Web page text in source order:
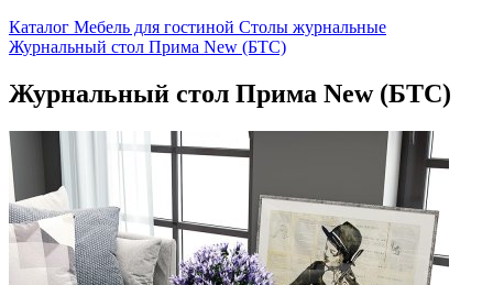
Каталог Мебель для гостиной Столы журнальные
Журнальный стол Прима New (БТС)
Журнальный стол Прима New (БТС)